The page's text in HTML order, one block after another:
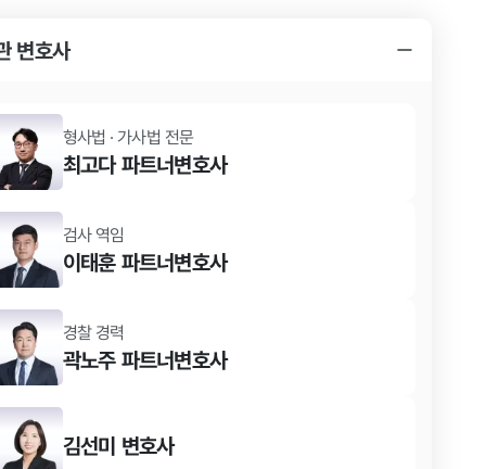
변호사
형사법 · 가사법 전문
최고다 파트너변호사
검사 역임
이태훈 파트너변호사
경찰 경력
곽노주 파트너변호사
김선미 변호사